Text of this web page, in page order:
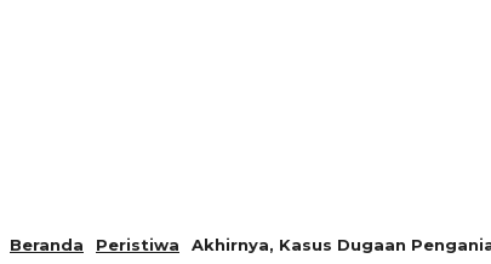
Beranda Peristiwa Akhirnya, Kasus Dugaan